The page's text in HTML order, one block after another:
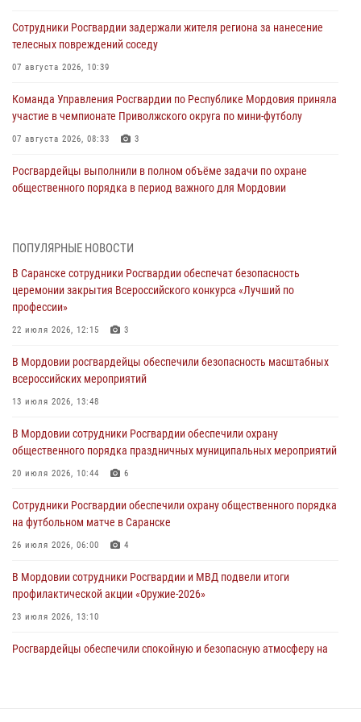
Сотрудники Росгвардии задержали жителя региона за нанесение
телесных повреждений соседу
07 августа 2026, 10:39
Команда Управления Росгвардии по Республике Мордовия приняла
участие в чемпионате Приволжского округа по мини-футболу
07 августа 2026, 08:33 3
Росгвардейцы выполнили в полном объёме задачи по охране
общественного порядка в период важного для Мордовии
участие в празднествах, посвящённых 25-летию канонизации
Фёдора Ушакова
06 августа 2026, 08:14
повредившего имущество в кафе
06 августа 2026, 07:03
незамедлительно
05 августа 2026, 15:04
подозреваемого в причинении телесных повреждений супруге
05 августа 2026, 12:34
ПОПУЛЯРНЫЕ НОВОСТИ
В Саранске сотрудники Росгвардии обеспечат безопасность
церемонии закрытия Всероссийского конкурса «Лучший по
профессии»
22 июля 2026, 12:15 3
В Мордовии росгвардейцы обеспечили безопасность масштабных
всероссийских мероприятий
13 июля 2026, 13:48
В Мордовии сотрудники Росгвардии обеспечили охрану
общественного порядка праздничных муниципальных мероприятий
20 июля 2026, 10:44 6
Сотрудники Росгвардии обеспечили охрану общественного порядка
на футбольном матче в Саранске
26 июля 2026, 06:00 4
В Мордовии сотрудники Росгвардии и МВД подвели итоги
профилактической акции «Оружие‑2026»
23 июля 2026, 13:10
Росгвардейцы обеспечили спокойную и безопасную атмосферу на